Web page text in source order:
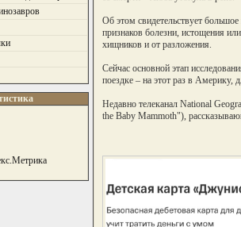
Об этом свидетельствует
признаков болезни, истощения
хищников и от разложения.
Сейчас основной этап
поездке – на этот раз в Америку,
Недавно телеканал National
the Baby Mammoth"),